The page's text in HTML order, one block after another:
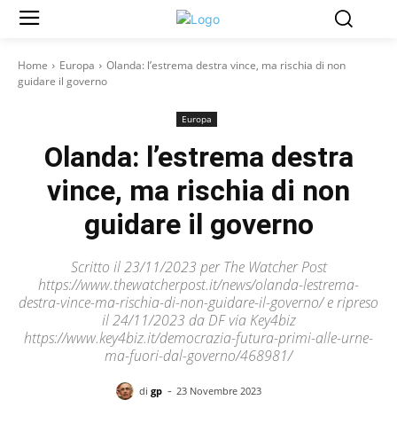
Home Europa
Olanda: l’estrema destra vince, ma rischia di non
guidare il governo
Europa
Olanda: l’estrema destra
vince, ma rischia di non
guidare il governo
Scritto il 23/11/2023 per The Watcher Post
https://www.thewatcherpost.it/news/olanda-lestrema-
destra-vince-ma-rischia-di-non-guidare-il-governo/ e ripreso
il 24/11/2023 da DF via Key4biz
https://www.key4biz.it/democrazia-futura-primi-alle-urne-
ma-fuori-dal-governo/468981/
di gp - 23 Novembre 2023